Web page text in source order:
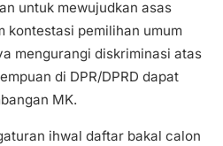
untuk mewujudkan asas
kontestasi pemilihan umum
mengurangi diskriminasi atas
di DPR/DPRD dapat
MK.
ihwal daftar bakal calon